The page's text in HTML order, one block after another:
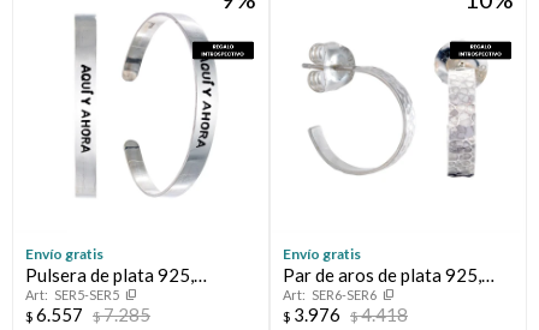
Envío gratis
Pulsera de plata 925,
PRESENTE.
SER5-SER5
$ 6.557 $7.285
Envío gratis
Par de aros de plata 925,
ALMA.SER6-SER6
$ 3.976 $4.418